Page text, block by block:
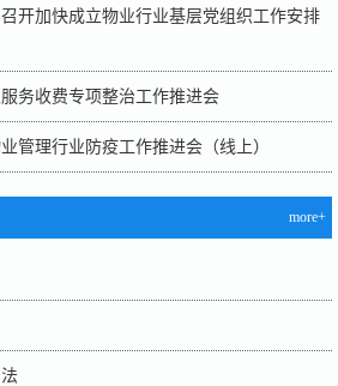
开加快成立物业行业基层党组织工作安排
务收费专项整治工作推进会
管理行业防疫工作推进会（线上）
more+